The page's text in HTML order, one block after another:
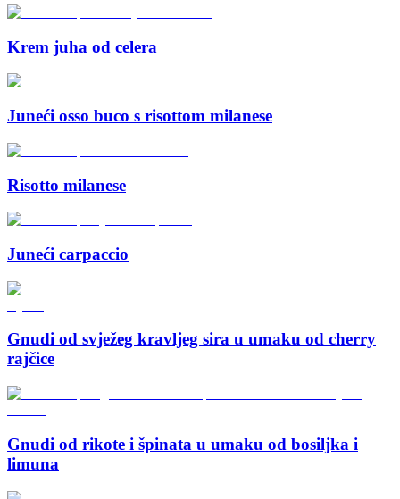
Krem juha od celera
Juneći osso buco s risottom milanese
Risotto milanese
Juneći carpaccio
Gnudi od svježeg kravljeg sira u umaku od cherry
rajčice
Gnudi od rikote i špinata u umaku od bosiljka i
limuna